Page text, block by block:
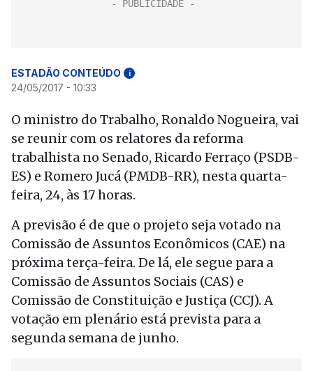
ESTADÃO CONTEÚDO i
24/05/2017 - 10:33
O ministro do Trabalho, Ronaldo Nogueira, vai
se reunir com os relatores da reforma
trabalhista no Senado, Ricardo Ferraço (PSDB-
ES) e Romero Jucá (PMDB-RR), nesta quarta-
feira, 24, às 17 horas.
A previsão é de que o projeto seja votado na
Comissão de Assuntos Econômicos (CAE) na
próxima terça-feira. De lá, ele segue para a
Comissão de Assuntos Sociais (CAS) e
Comissão de Constituição e Justiça (CCJ). A
votação em plenário está prevista para a
segunda semana de junho.